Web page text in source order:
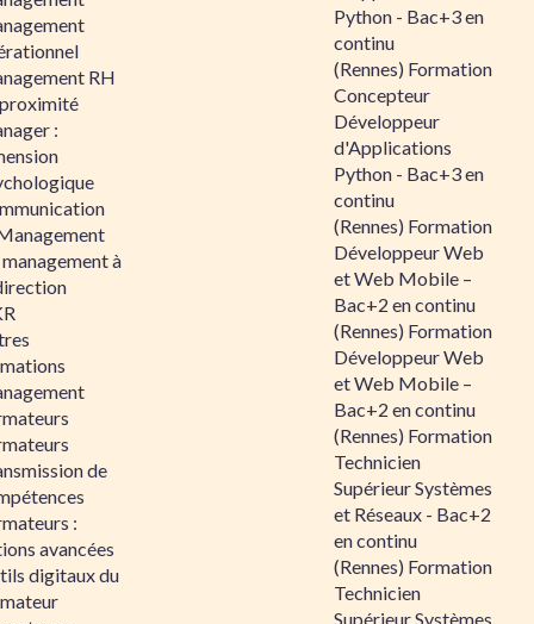
RH
:
à
de
:
avancées
digitaux du
Python - Bac+3 en
continu
(Rennes) Formation
Concepteur
Développeur
d'Applications
Python - Bac+3 en
continu
(Rennes) Formation
Développeur Web
et Web Mobile –
Bac+2 en continu
(Rennes) Formation
Développeur Web
et Web Mobile –
Bac+2 en continu
(Rennes) Formation
Technicien
Supérieur Systèmes
et Réseaux - Bac+2
en continu
(Rennes) Formation
Technicien
Supérieur Systèmes